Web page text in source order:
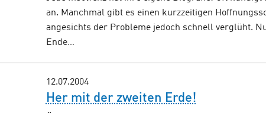
an. Manchmal gibt es einen kurzzeitigen
angesichts der Probleme jedoch schnell verglüht.
Ende…
12.07.2004
Her mit der zweiten Erde!